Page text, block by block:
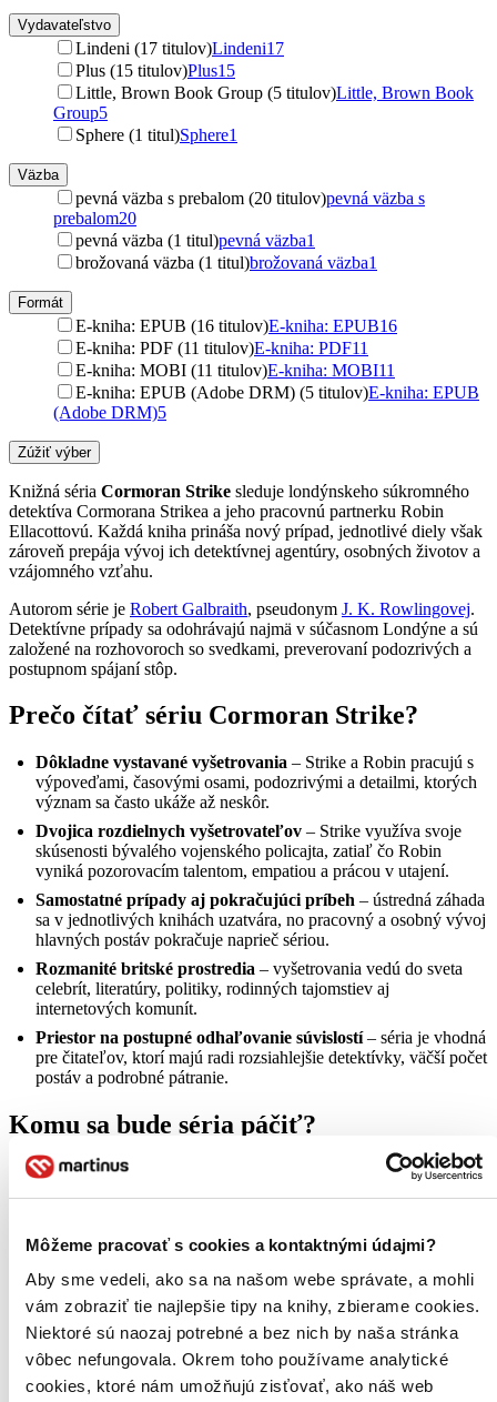
Môžeme pracovať s cookies a kontaktnými údajmi?
Aby sme vedeli, ako sa na našom webe správate, a mohli
vám zobraziť tie najlepšie tipy na knihy, zbierame cookies.
Niektoré sú naozaj potrebné a bez nich by naša stránka
vôbec nefungovala. Okrem toho používame analytické
cookies, ktoré nám umožňujú zisťovať, ako náš web
Vydavateľstvo
Lindeni (17 titulov)Lindeni17
Plus (15 titulov)Plus15
Little, Brown Book Group (5 titulov)Little, Brown Book
Group5
Sphere (1 titul)Sphere1
Väzba
pevná väzba s prebalom (20 titulov)pevná väzba s
prebalom20
pevná väzba (1 titul)pevná väzba1
brožovaná väzba (1 titul)brožovaná väzba1
Formát
E-kniha: EPUB (16 titulov)E-kniha: EPUB16
E-kniha: PDF (11 titulov)E-kniha: PDF11
E-kniha: MOBI (11 titulov)E-kniha: MOBI11
E-kniha: EPUB (Adobe DRM) (5 titulov)E-kniha: EPUB
(Adobe DRM)5
Zúžiť výber
Knižná séria Cormoran Strike sleduje londýnskeho súkromného
detektíva Cormorana Strikea a jeho pracovnú partnerku Robin
Ellacottovú. Každá kniha prináša nový prípad, jednotlivé diely však
zároveň prepája vývoj ich detektívnej agentúry, osobných životov a
vzájomného vzťahu.
Autorom série je Robert Galbraith, pseudonym J. K. Rowlingovej.
Detektívne prípady sa odohrávajú najmä v súčasnom Londýne a sú
založené na rozhovoroch so svedkami, preverovaní podozrivých a
postupnom spájaní stôp.
Prečo čítať sériu Cormoran Strike?
Dôkladne vystavané vyšetrovania – Strike a Robin pracujú s
výpoveďami, časovými osami, podozrivými a detailmi, ktorých
význam sa často ukáže až neskôr.
Dvojica rozdielnych vyšetrovateľov – Strike využíva svoje
skúsenosti bývalého vojenského policajta, zatiaľ čo Robin
vyniká pozorovacím talentom, empatiou a prácou v utajení.
Samostatné prípady aj pokračujúci príbeh – ústredná záhada
sa v jednotlivých knihách uzatvára, no pracovný a osobný vývoj
hlavných postáv pokračuje naprieč sériou.
Rozmanité britské prostredia – vyšetrovania vedú do sveta
celebrít, literatúry, politiky, rodinných tajomstiev aj
internetových komunít.
Priestor na postupné odhaľovanie súvislostí– séria je vhodná
pre čitateľov, ktorí majú radi rozsiahlejšie detektívky, väčší počet
postáv a podrobné pátranie.
Komu sa bude séria páčiť?
Čitateľom, ktorí majú radi rozsiahlejšie
s dôkladným
Tým, ktorí popri samostatných prípadoch radi sledujú aj
dlhodobý vývoj hlavných postáv, ich pracovného partnerstva a
detektívnej agentúry.
Novým čitateľom odporúčame začať knihouVolanie Kukučky,
ktorá predstavuje Strikea, Robin aj začiatok ich spolupráce.
Knižná séria aj televízne spracovanie